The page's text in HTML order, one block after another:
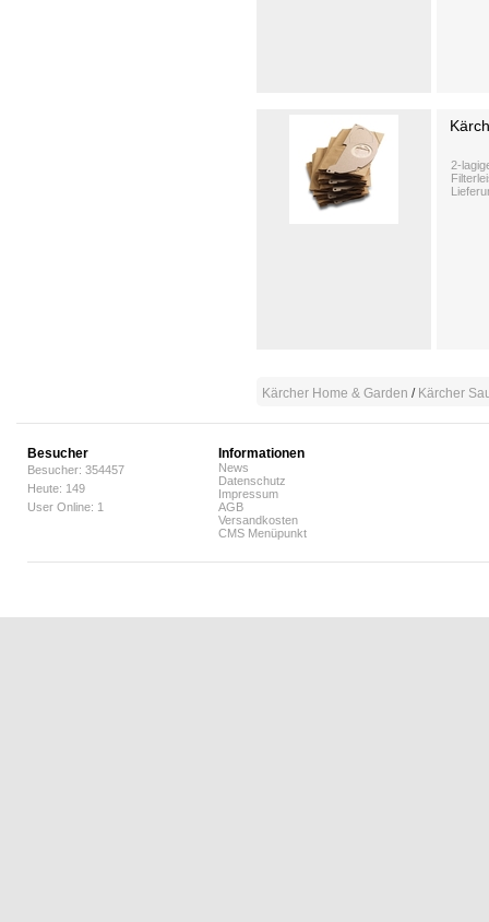
2-
Kärcher Home & Garden / Kärcher
Besucher
Besucher: 354457
Heute: 149
User Online: 1
Informationen
News
Datenschutz
Impressum
AGB
Versandkosten
CMS Menüpunkt